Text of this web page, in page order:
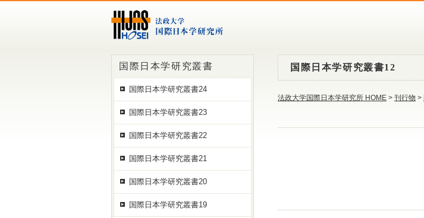
国際日本学研究叢書12
法政大学国際日本学研究所 HOME > 刊行物 >
国際日本学研究叢書
国際日本学研究叢書24
国際日本学研究叢書23
国際日本学研究叢書22
国際日本学研究叢書21
国際日本学研究叢書20
国際日本学研究叢書19